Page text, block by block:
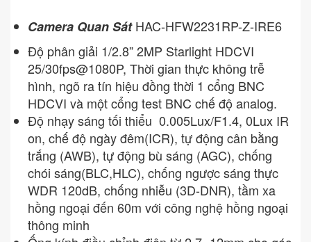
Camera Quan SátHAC-HFW2231RP-Z-IRE6
Độ phân giải 1/2.8” 2MP Starlight HDCVI
25/30fps@1080P, Thời gian thực không trễ
hình, ngõ ra tín hiệu đồng thời 1 cổng BNC
HDCVI và một cổng test BNC chế độ analog.
Độ nhạy sáng tối thiểu 0.005Lux/F1.4, 0Lux IR
on, chế độ ngày đêm(ICR), tự động cân bằng
trắng (AWB), tự động bù sáng (AGC), chống
chói sáng(BLC,HLC), chống ngược sáng thực
WDR 120dB, chống nhiễu (3D-DNR), tầm xa
hồng ngoại đến 60m với công nghệ hồng ngoại
thông minh